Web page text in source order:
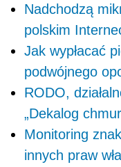
Nadchodzą
polskim
Jak wypłacać
podwójnego
RODO,
„Dekalog
Monitoring
innych praw